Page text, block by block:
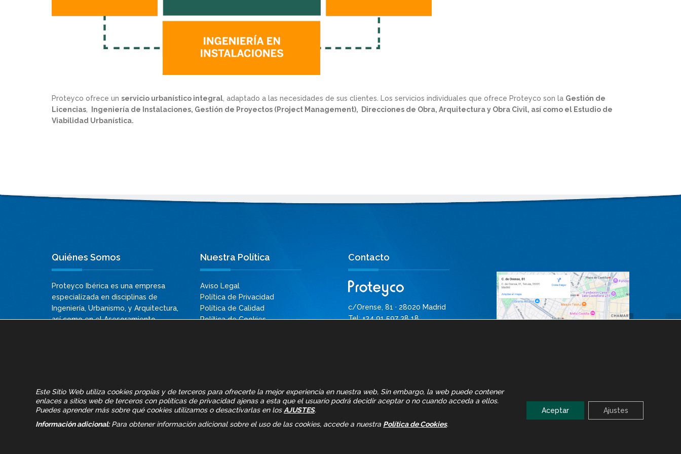
Proteyco ofrece un servicio urbanístico integral , adaptado a las necesidades de sus clientes. Los servicios individuales que ofrece Proteyco son la Gestión de
Licencias
Ingeniería de Instalaciones, Gestión de Proyectos (Project Management),
Direcciones de Obra, Arquitectura y Obra Civil, así como el Estudio de
Viabilidad Urbanística.
Quiénes Somos
Proteyco Ibérica es una empresa
especializada en disciplinas de
Ingeniería, Urbanismo, y Arquitectura,
así como en el Asesoramiento,
Nuestra Política
Aviso Legal
Política de Privacidad
Política de Calidad
Política de Cookies
Contacto
c/Orense, 81 · 28020 Madrid
Tel: +34 91 597 38 18
Este Sitio Web utiliza cookies propias y de terceros para ofrecerte la mejor experiencia en nuestra web, Sin embargo, la web puede contener
enlaces a sitios web de terceros con políticas de privacidad ajenas a esta que el usuario podrá decidir aceptar o no cuando acceda a ellos.
Puedes aprender más sobre qué cookies utilizamos o desactivarlas en losAJUSTES.
Información adicional:Para obtener información adicional sobre el uso de las cookies, accede a nuestra Política de Cookies.
Aceptar Ajustes